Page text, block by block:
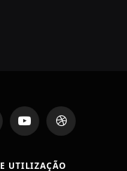
YouTubeDribbble
UTILIZAÇÃO